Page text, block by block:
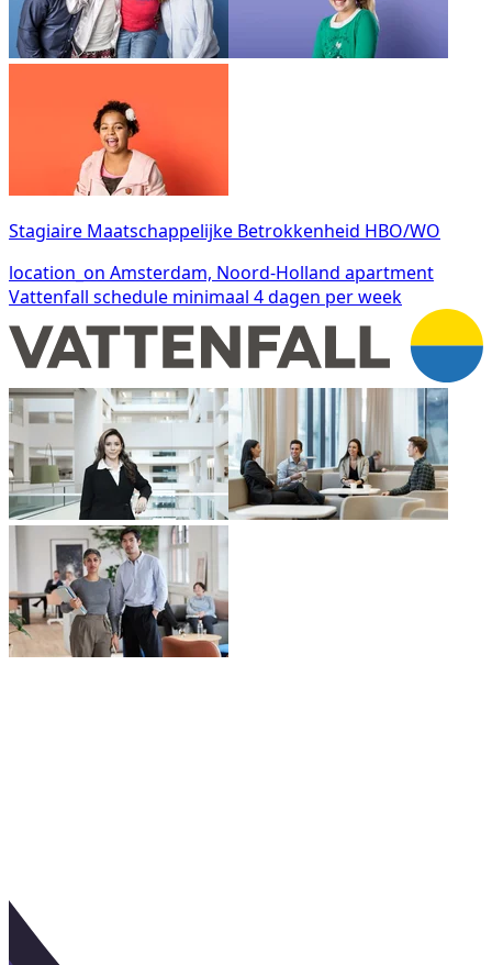
Stagiaire Maatschappelijke Betrokkenheid HBO/WO
location_on Amsterdam, Noord-Holland apartment
Vattenfall schedule minimaal 4 dagen per week